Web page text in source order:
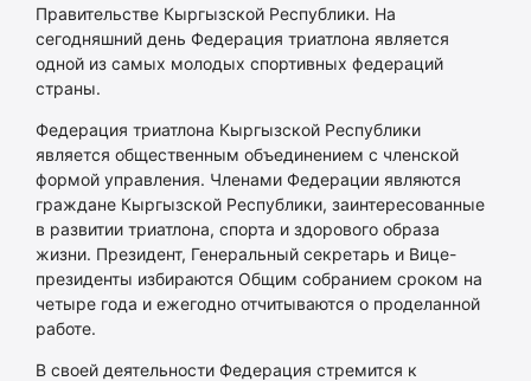
Правительстве Кыргызской Республики. На
сегодняшний день Федерация триатлона является
одной из самых молодых спортивных федераций
страны.
Федерация триатлона Кыргызской Республики
является общественным объединением с членской
формой управления. Членами Федерации являются
граждане Кыргызской Республики, заинтересованные
в развитии триатлона, спорта и здорового образа
жизни. Президент, Генеральный секретарь и Вице-
президенты избираются Общим собранием сроком на
четыре года и ежегодно отчитываются о проделанной
работе.
В своей деятельности Федерация стремится к